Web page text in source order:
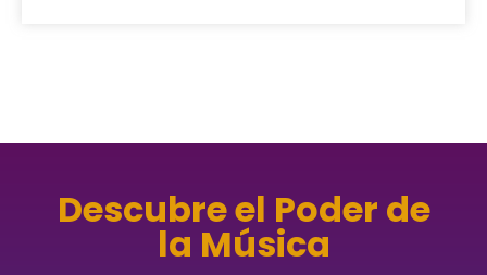
Descubre el Poder de
la Música